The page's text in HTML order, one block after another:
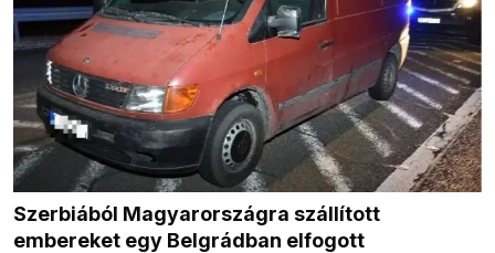
Szerbiából Magyarországra szállított
embereket egy Belgrádban elfogott